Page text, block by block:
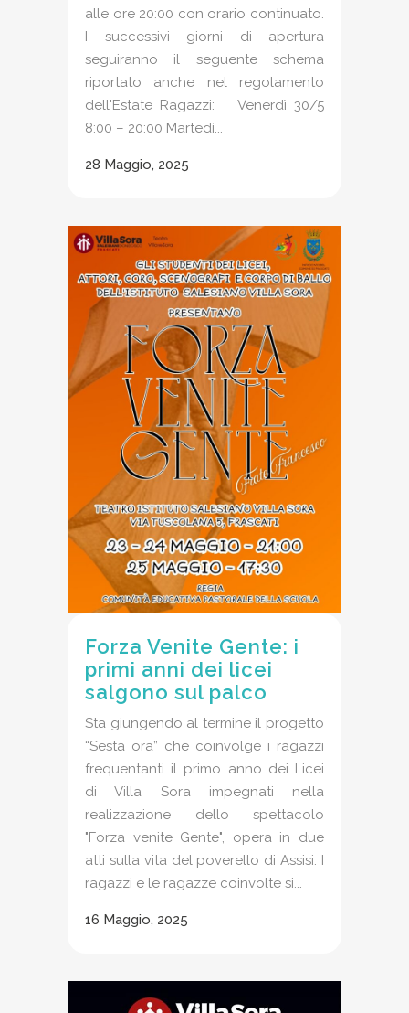
alle ore 20:00 con orario continuato.
I successivi giorni di apertura
seguiranno il seguente schema
riportato anche nel regolamento
dell'Estate Ragazzi: Venerdì 30/5
8:00 – 20:00 Martedì...
28 Maggio, 2025
Forza Venite Gente: i
primi anni dei licei
salgono sul palco
Sta giungendo al termine il progetto
“Sesta ora” che coinvolge i ragazzi
frequentanti il primo anno dei Licei
di Villa Sora impegnati nella
realizzazione dello spettacolo
"Forza venite Gente", opera in due
atti sulla vita del poverello di Assisi. I
ragazzi e le ragazze coinvolte si...
16 Maggio, 2025